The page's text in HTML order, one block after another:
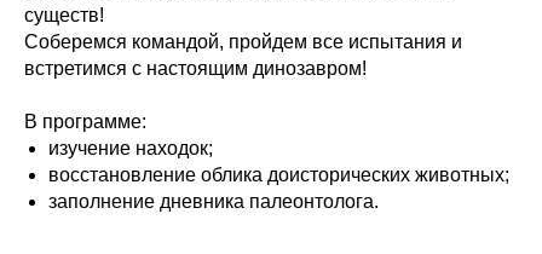
существ!
Соберемся командой, пройдем все испытания и
встретимся с настоящим динозавром!
В программе:
изучение находок;
восстановление облика доисторических животных;
заполнение дневника палеонтолога.